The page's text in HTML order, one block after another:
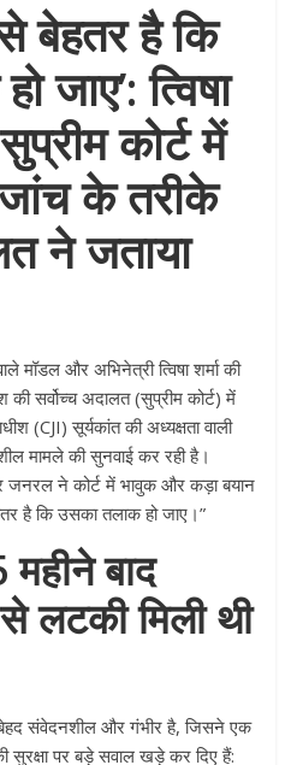
बेहतर है कि
जाए’: त्विषा
कोर्ट में
के तरीके
ने जताया
मॉडल और अभिनेत्री त्विषा शर्मा की
सर्वोच्च अदालत (सुप्रीम कोर्ट) में
(CJI) सूर्यकांत की अध्यक्षता वाली
मामले की सुनवाई कर रही है।
जनरल ने कोर्ट में भावुक और कड़ा बयान
है कि उसका तलाक हो जाए।”
बाद
लटकी मिली थी
बेहद संवेदनशील और गंभीर है, जिसने एक
सुरक्षा पर बड़े सवाल खड़े कर दिए हैं: